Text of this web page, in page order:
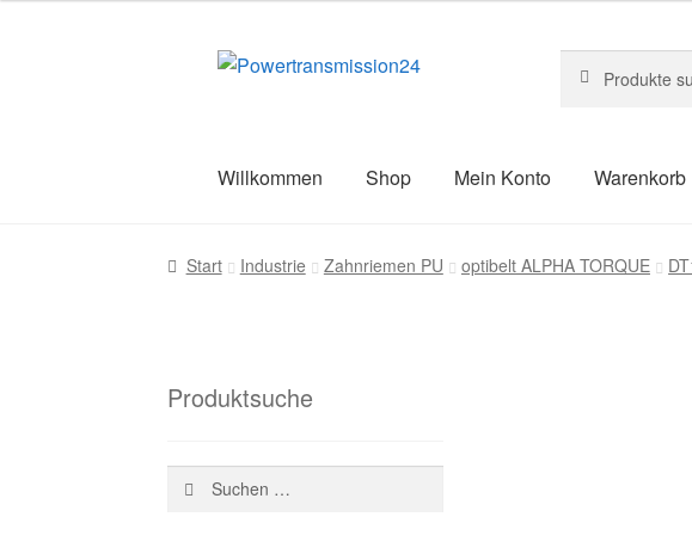
Zur
Zum
nach:
Willkommen Shop Mein Konto Warenkorb
Start AGB Blog Datenschutz ImpressumKasseKontakt
Start Industrie Zahnriemen PU optibelt ALPHA TORQUE
Produktsuche
Suchen
nach: